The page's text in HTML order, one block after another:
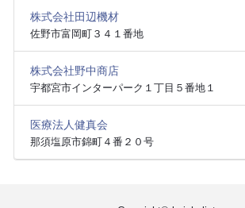
株式会社田辺機材
佐野市富岡町３４１番地
株式会社野中商店
宇都宮市インターパーク１丁目５番地１
医療法人健真会
那須塩原市錦町４番２０号